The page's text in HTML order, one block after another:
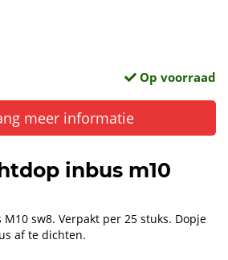
Op voorraad
meer informatie
inbus m10
sw8. Verpakt per 25 stuks. Dopje
af te dichten.